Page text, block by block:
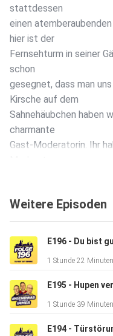
stattdessen
einen
hier ist der
Fernsehturm in seiner
schon
gesegnet, dass man
Kirsche auf dem
Sahnehäubchen haben
charmante
Gast-Moderatorin. Ihr
detailliert über
lockeres Geplauder
verraten.
Aber es lohnt sich,
überhaupt.
#Berlin #IIDI
#Loft14 #Gast #Meral
Weitere Episoden
E196 - Du bist
1 Stunde 22 Minuten
E195 - Hupen
1 Stunde 39 Minuten
E194 -